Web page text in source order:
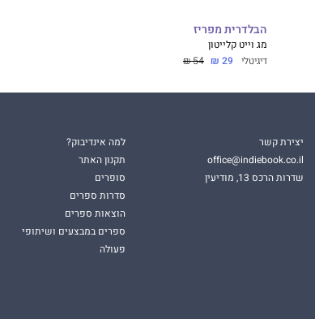
הבלדרית מפריז
מג וייט קלייטון
דיגיטלי 29 ₪
54 ₪
יצירת קשר
office@indiebook.co.il
שדרות הרכס 13, מודיעין
למה אינדיבוק?
תקנון האתר
סופרים
סדרות ספרים
הוצאות ספרים
ספרים במבצעים ושיתופי
פעולה